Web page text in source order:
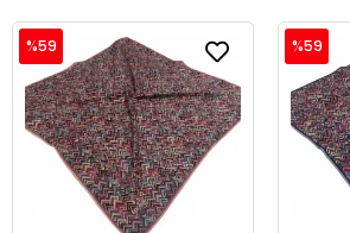
%59 %59